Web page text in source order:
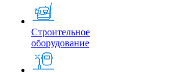
Строительное
оборудование